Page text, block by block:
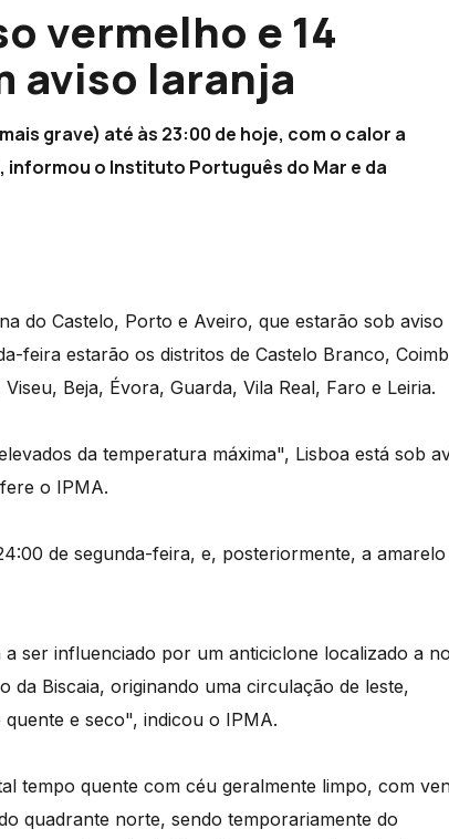
vermelho e 14
aviso laranja
grave) até às 23:00 de hoje, com o calor a
o Instituto Português do Mar e da
do Castelo, Porto e Aveiro, que estarão sob aviso
feira estarão os distritos de Castelo Branco,
Beja, Évora, Guarda, Vila Real, Faro e Leiria.
da temperatura máxima", Lisboa está sob
o IPMA.
de segunda-feira, e, posteriormente, a amarelo
ser influenciado por um anticiclone localizado a
da Biscaia, originando uma circulação de leste,
e seco", indicou o IPMA.
tempo quente com céu geralmente limpo, com
quadrante norte, sendo temporariamente do